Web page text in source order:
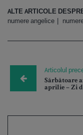
ALTE ARTICOLE
numere angelice
Articolul
Sărbătoare
aprilie – Zi